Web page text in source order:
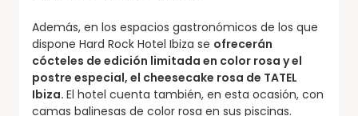
Además, en los espacios gastronómicos de los que
dispone Hard Rock Hotel Ibiza se ofrecerán
cócteles de edición limitada en color rosa y el
postre especial, el cheesecake rosa de TATEL
Ibiza. El hotel cuenta también, en esta ocasión, con
camas balinesas de color rosa en sus piscinas.